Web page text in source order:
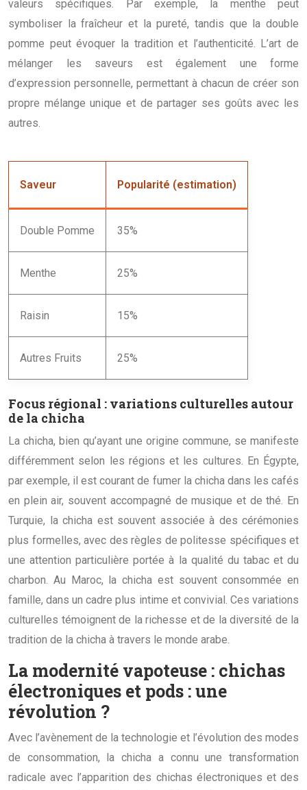
valeurs spécifiques. Par exemple, la menthe peut
symboliser la fraîcheur et la pureté, tandis que la double
pomme peut évoquer la tradition et l’authenticité. L’art de
mélanger les saveurs est également une forme
d’expression personnelle, permettant à chacun de créer son
propre mélange unique et de partager ses goûts avec les
autres.
Saveur Popularité (estimation)
Double Pomme 35%
Menthe 25%
Raisin 15%
Autres Fruits 25%
Focus régional : variations culturelles autour
de la chicha
La chicha, bien qu’ayant une origine commune, se manifeste
différemment selon les régions et les cultures. En Égypte,
par exemple, il est courant de fumer la chicha dans les cafés
en plein air, souvent accompagné de musique et de thé. En
Turquie, la chicha est souvent associée à des cérémonies
plus formelles, avec des règles de politesse spécifiques et
une attention particulière portée à la qualité du tabac et du
charbon. Au Maroc, la chicha est souvent consommée en
famille, dans un cadre plus intime et convivial. Ces variations
culturelles témoignent de la richesse et de la diversité de la
tradition de la chicha à travers le monde arabe.
La modernité vapoteuse : chichas
électroniques et pods : une
révolution ?
Avec l’avènement de la technologie et l’évolution des modes
de consommation, la chicha a connu une transformation
radicale avec l’apparition des chichas électroniques et des